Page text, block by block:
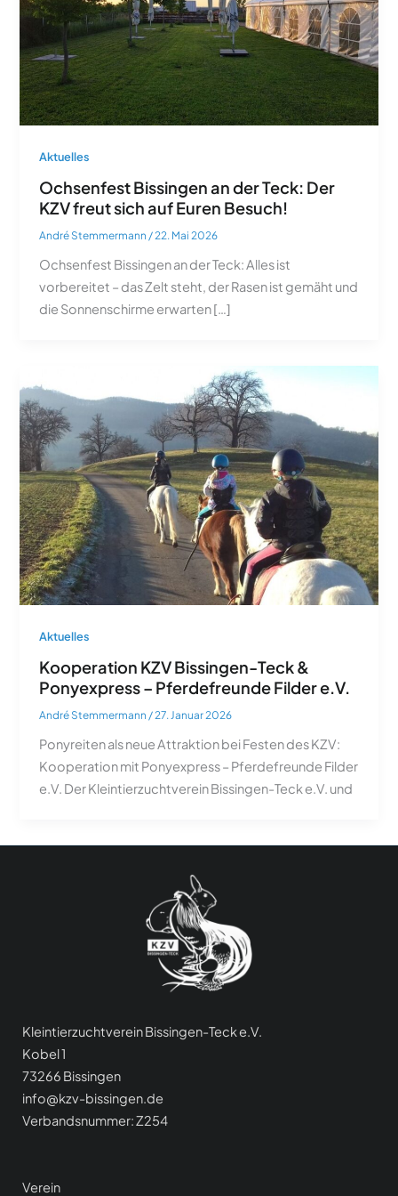
Aktuelles
Ochsenfest Bissingen an der Teck: Der
KZV freut sich auf Euren Besuch!
André Stemmermann/22. Mai 2026
Ochsenfest Bissingen an der Teck: Alles ist
vorbereitet – das Zelt steht, der Rasen ist gemäht und
die Sonnenschirme erwarten […]
Aktuelles
Kooperation KZV Bissingen-Teck &
Ponyexpress – Pferdefreunde Filder e.V.
André Stemmermann/27. Januar 2026
Ponyreiten als neue Attraktion bei Festen des KZV:
Kooperation mit Ponyexpress – Pferdefreunde Filder
e.V. Der Kleintierzuchtverein Bissingen-Teck e.V. und
Kleintierzuchtverein Bissingen-Teck e.V.
Kobel 1
73266 Bissingen
info@kzv-bissingen.de
Verbandsnummer: Z254
Verein